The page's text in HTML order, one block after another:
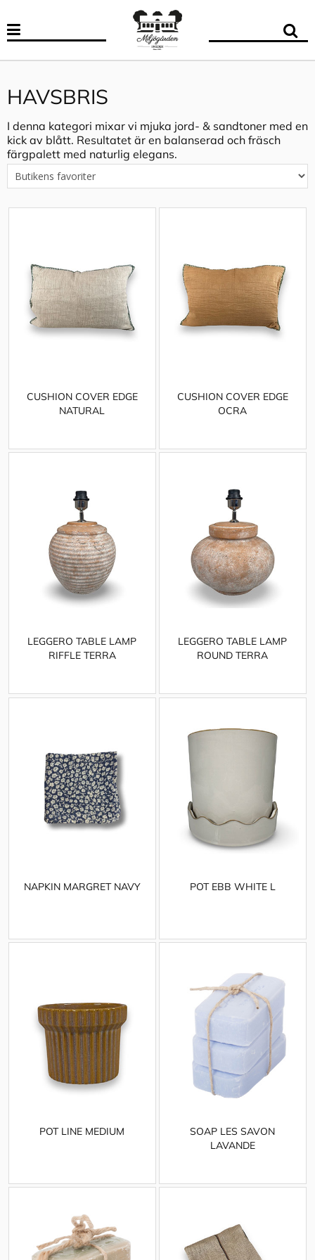
HAVSBRIS
I denna kategori mixar vi mjuka jord- & sandtoner med en
kick av blått. Resultatet är en balanserad och fräsch
färgpalett med naturlig elegans.
CUSHION COVER EDGE
NATURAL
CUSHION COVER EDGE
OCRA
LEGGERO TABLE LAMP
RIFFLE TERRA
LEGGERO TABLE LAMP
ROUND TERRA
NAPKIN MARGRET NAVY POT EBB WHITE L
POT LINE MEDIUM
SOAP LES SAVON
LAVANDE